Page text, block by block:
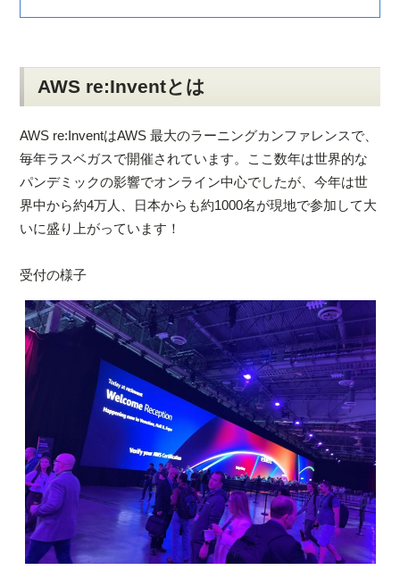
AWS re:Inventとは
AWS re:InventはAWS 最大のラーニングカンファレンスで、
毎年ラスベガスで開催されています。ここ数年は世界的な
パンデミックの影響でオンライン中心でしたが、今年は世
界中から約4万人、日本からも約1000名が現地で参加して大
いに盛り上がっています！
受付の様子